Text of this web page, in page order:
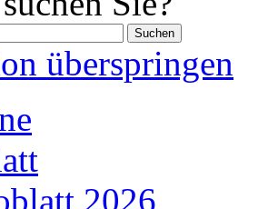
überspringen
2026